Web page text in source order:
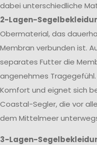
dabei unterschiedliche
2-Lagen-
Obermaterial, das
Membran verbunden ist.
separates Futter die
angenehmes
Komfort und eignet sich
Coastal-Segler, die vor
dem Mittelmeer
3-Lagen-